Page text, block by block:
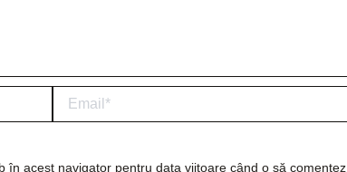
în acest navigator pentru data viitoare când o să comentez.